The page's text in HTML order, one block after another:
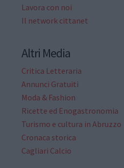
Lavora con noi
Il network cittanet
Altri Media
Critica Letteraria
Annunci Gratuiti
Moda & Fashion
Ricette ed Enogastronomia
Turismo e cultura in Abruzzo
Cronaca storica
Cagliari Calcio